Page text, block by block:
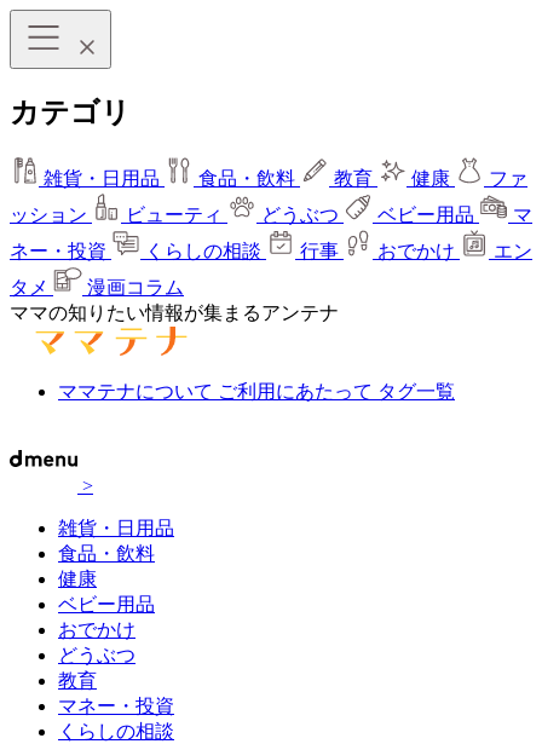
カテゴリ
雑貨・日用品 食品・飲料 教育 健康
ファ
ッション
ビューティ どうぶつ ベビー用品
マ
ネー・投資
くらしの相談 行事 おでかけ
エン
タメ
漫画コラム
ママの知りたい情報が集まるアンテナ
ママテナについて ご利用にあたって タグ一覧
>
雑貨・日用品
食品・飲料
健康
ベビー用品
おでかけ
どうぶつ
教育
マネー・投資
くらしの相談